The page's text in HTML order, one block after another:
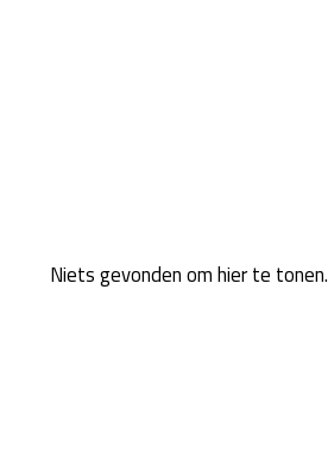
Niets gevonden om hier te tonen.